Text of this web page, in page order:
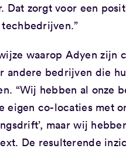
Dat zorgt voor een
waarop Adyen
andere bedrijven die
“Wij hebben al onze
eigen co-locaties met
maar wij
De resulterende